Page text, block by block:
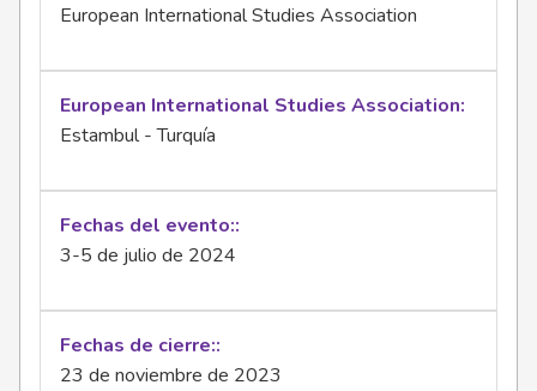
European International Studies Association
European International Studies Association
Estambul - Turquía
Fechas del evento:
3-5 de julio de 2024
Fechas de cierre:
23 de noviembre de 2023